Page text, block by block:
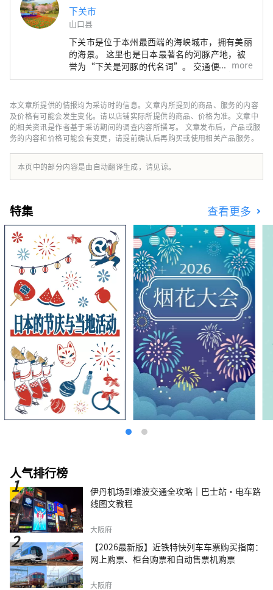
下关市
山口县
下关市是位于本州最西端的海峡城市，拥有美丽
的海景。 这里也是日本最著名的河豚产地，被
誉为“下关是河豚的代名词”。 交通便利，乘
坐新干线从福冈出发约30分钟，从广岛出发约1
史古迹🗾、还有温泉♨！ 我向所有想要在日本
旅行时获得多种体验的人推荐下关之旅。
more
本文章所提供的情报均为采访时的信息。文章内所提到的商品、服务的内容
及价格有可能会发生变化。请以店铺实际所提供的商品、价格为准。文章中
的相关资讯是作者基于采访期间的调查内容所撰写。 文章发布后，产品或服
务的内容和价格可能会有变更，请提前确认后再购买或使用相关产品服务。
本页中的部分内容是由自动翻译生成，请见谅。
特集 查看更多
人气排行榜
伊丹机场到难波交通全攻略｜巴士站・电车路
线图文教程
大阪府
【2026最新版】近铁特快列车车票购买指南：
网上购票、柜台购票和自动售票机购票
大阪府